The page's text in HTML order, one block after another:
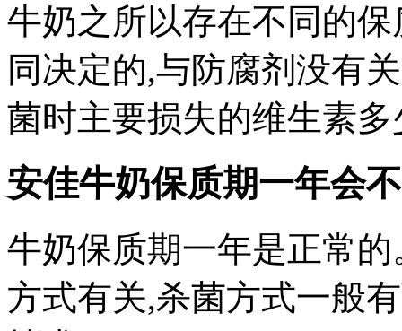
牛奶之所以存在不同的
同决定的,与防腐剂没有
菌时主要损失的维生素
安佳牛奶保质期一年会
牛奶保质期一年是正常
方式有关,杀菌方式一般